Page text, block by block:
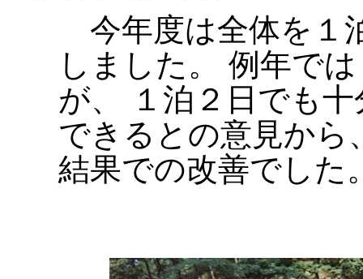
今年度は全体を１
しました。 例年で
が、 １泊２日でも
できるとの意見から
結果での改善でした